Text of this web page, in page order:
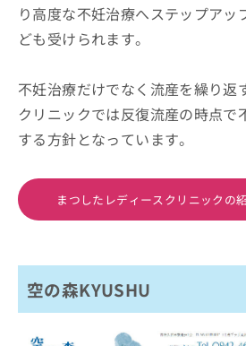
り高度な不妊治療へステップアッ
ども受けられます。
不妊治療だけでなく流産を繰り返
クリニックでは反復流産の時点で
する方針となっています。
まつしたレディースクリニックの
空の森KYUSHU